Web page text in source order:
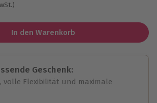
In den Warenkorb
Geschenk:
volle Flexibilität und maximale